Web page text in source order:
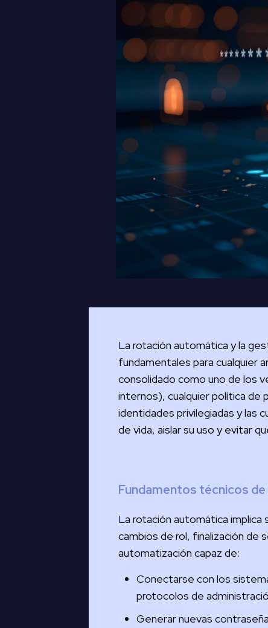
La rotación automática y la
fundamentales para cualquier
consolidado como uno de los
internos), cualquier política de
identidades privilegiadas y las
de vida, aislar su uso y evitar
Fundamentos técnicos
La rotación automática
cambios de rol, finalización de
automatización capaz de:
Conectarse con los
protocolos de
Generar nuevas